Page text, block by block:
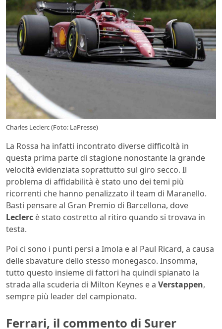
Charles Leclerc (Foto: LaPresse)
La Rossa ha infatti incontrato diverse difficoltà in
questa prima parte di stagione nonostante la grande
velocità evidenziata soprattutto sul giro secco. Il
problema di affidabilità è stato uno dei temi più
ricorrenti che hanno penalizzato il team di Maranello.
Basti pensare al Gran Premio di Barcellona, dove
Leclerc è stato costretto al ritiro quando si trovava in
testa.
Poi ci sono i punti persi a Imola e al Paul Ricard, a causa
delle sbavature dello stesso monegasco. Insomma,
tutto questo insieme di fattori ha quindi spianato la
strada alla scuderia di Milton Keynes e a Verstappen,
sempre più leader del campionato.
Ferrari, il commento di Surer